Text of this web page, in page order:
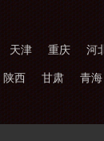
天津 重庆 河
陕西 甘肃 青海